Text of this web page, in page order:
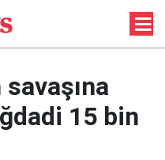
15 bin